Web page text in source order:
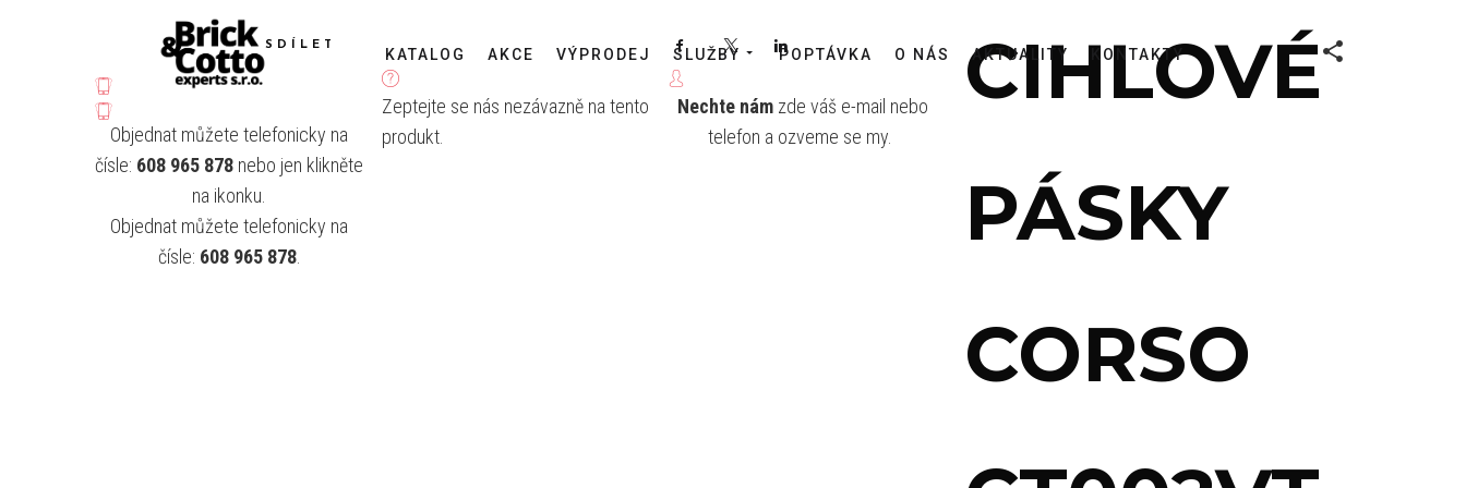
KATALOG AKCE VÝPRODEJ SLUŽBY POPTÁVKA O NÁS AKTUALITY KONTAKTY
SDÍLET Facebook LinkedIn
Objednat můžete telefonicky na
čísle: 608 965 878 nebo jen klikněte
na ikonku.
Objednat můžete telefonicky na
čísle: 608 965 878.
Zeptejte se nás nezávazně na tento
produkt.
Nechte námzde váš e-mail nebo
telefon a ozveme se my.
CIHLOVÉ
PÁSKY
CORSO